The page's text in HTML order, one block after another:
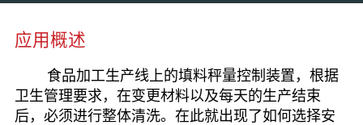
应用概述
食品加工生产线上的填料秤量控制装置，根据
卫生管理要求，在变更材料以及每天的生产结束
后，必须进行整体清洗。在此就出现了如何选择安